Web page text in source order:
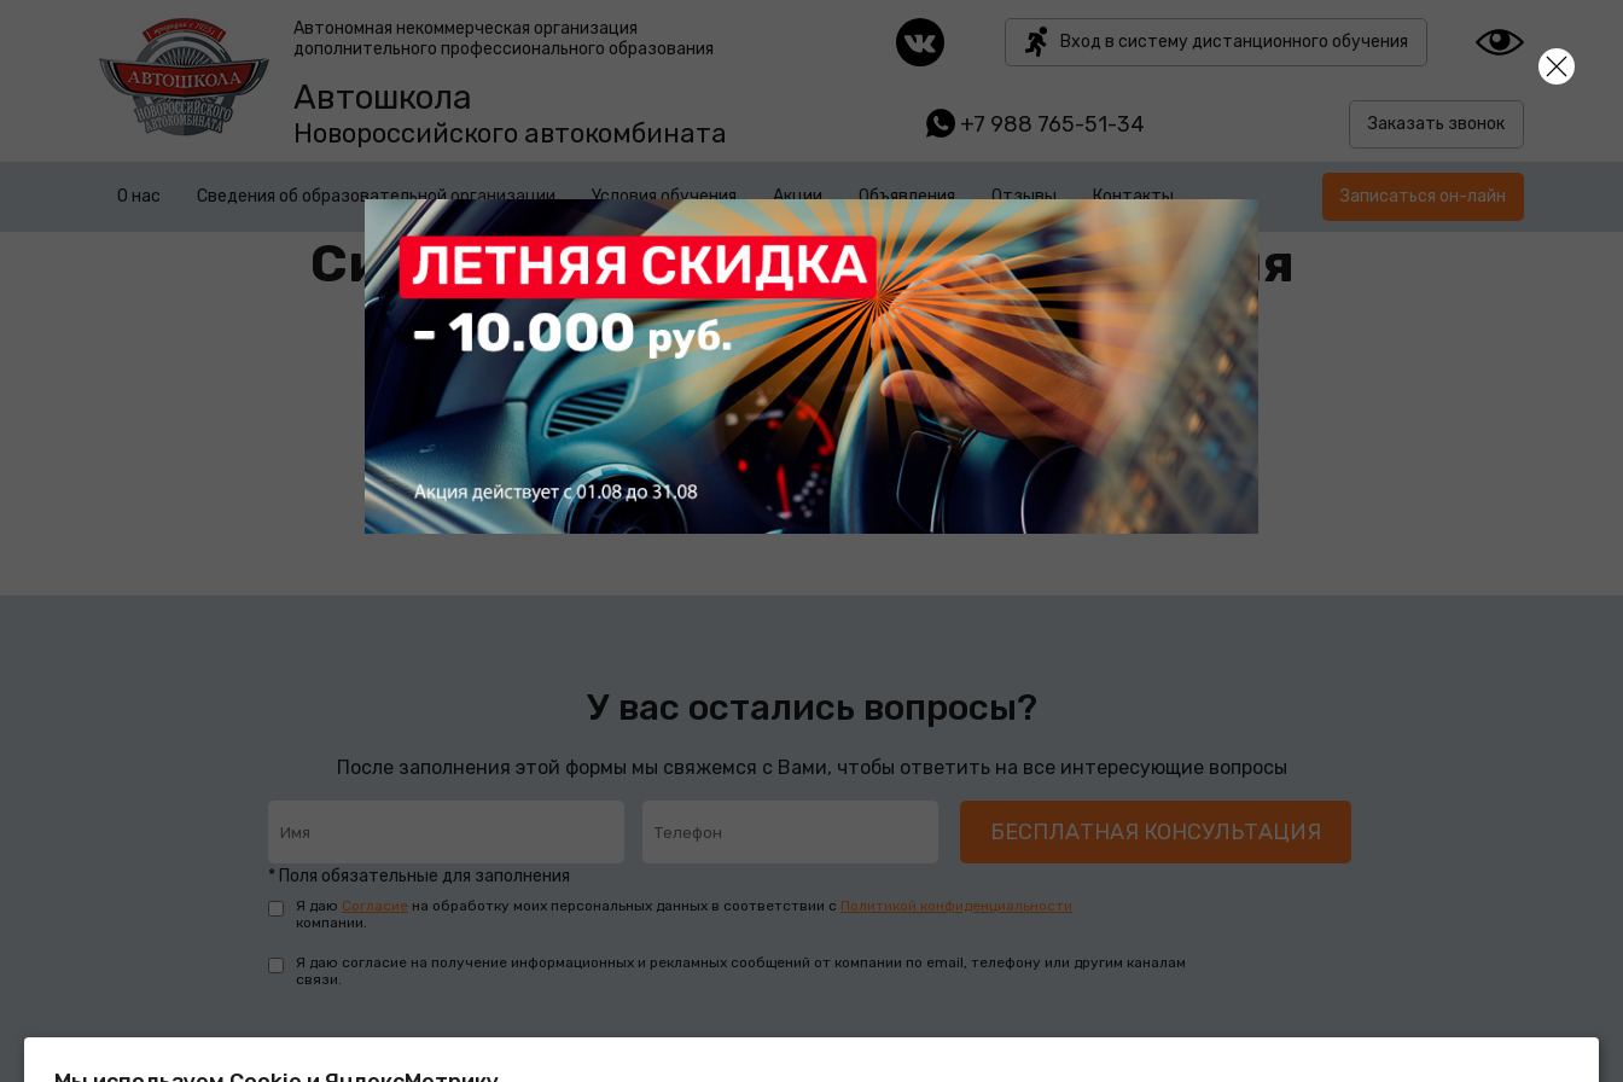
Автономная некоммерческая организация
дополнительного профессионального образования
Автошкола
Новороссийского автокомбината
Вход в систему дистанционного обучения
+7 988 765-51-34 Заказать звонок
О нас Сведения об образовательной организации Условия обучения Акции Объявления Отзывы Контакты Записаться он-лайн
Система дистанционного обучения
У вас остались вопросы?
После заполнения этой формы мы свяжемся с Вами, чтобы ответить на все интересующие вопросы
* Поля обязательные для заполнения
Я даю Согласие на обработку моих персональных данных в соответствии с Политикой конфиденциальности
компании.
Я даю согласие на получение информационных и рекламных сообщений от компании по email, телефону или другим каналам
связи.